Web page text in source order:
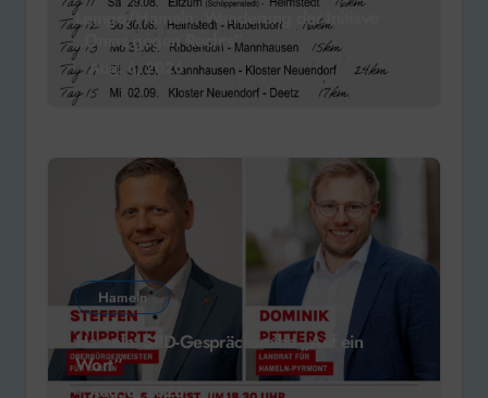
Lemgo/Hameln: Wanderung der Initiave
„Omas gegen Rechts“
Aug. 6, 2026
Hameln
Hameln: SPD-Gesprächsreihe „Auf ein
Wort“
Aug. 6, 2026